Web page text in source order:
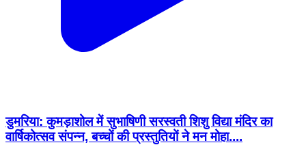
डुमरिया: कुमड़ाशोल में सुभाषिणी सरस्वती शिशु विद्या मंदिर का
वार्षिकोत्सव संपन्न, बच्चों की प्रस्तुतियों ने मन मोहा....